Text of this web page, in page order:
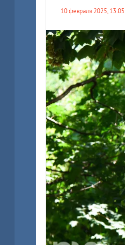
10 февраля 2025, 13:05